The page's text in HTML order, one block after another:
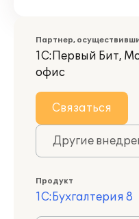
Партнер,
1С:Первый Бит,
офис
Связаться
Другие
Продукт
1С:Бухгалтерия 8